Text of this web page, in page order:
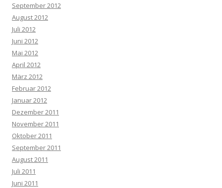
September 2012
August 2012
Juli 2012
Juni 2012
Mai 2012
April 2012
März 2012
Februar 2012
Januar 2012
Dezember 2011
November 2011
Oktober 2011
September 2011
August 2011
Juli 2011
Juni 2011